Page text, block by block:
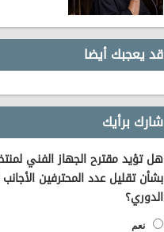
قد يعجبك أيضا
شارك برأيك
هل تؤيد مقترح الجهاز الفني
بشأن تقليل عدد المحترفين
الدوري؟
نعم